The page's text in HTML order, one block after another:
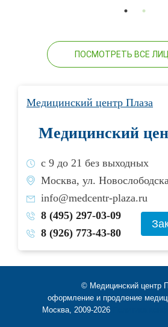
ПОСМОТРЕТЬ ВСЕ
Медицинский центр Плаза
Медицинский
с 9 до 21 без выходных
Москва, ул.
info@medcentr-plaza.ru
8 (495) 297-03-09
8 (926) 773-43-80
© Медицинский центр
оформление и продление
Москва, 2009-2026